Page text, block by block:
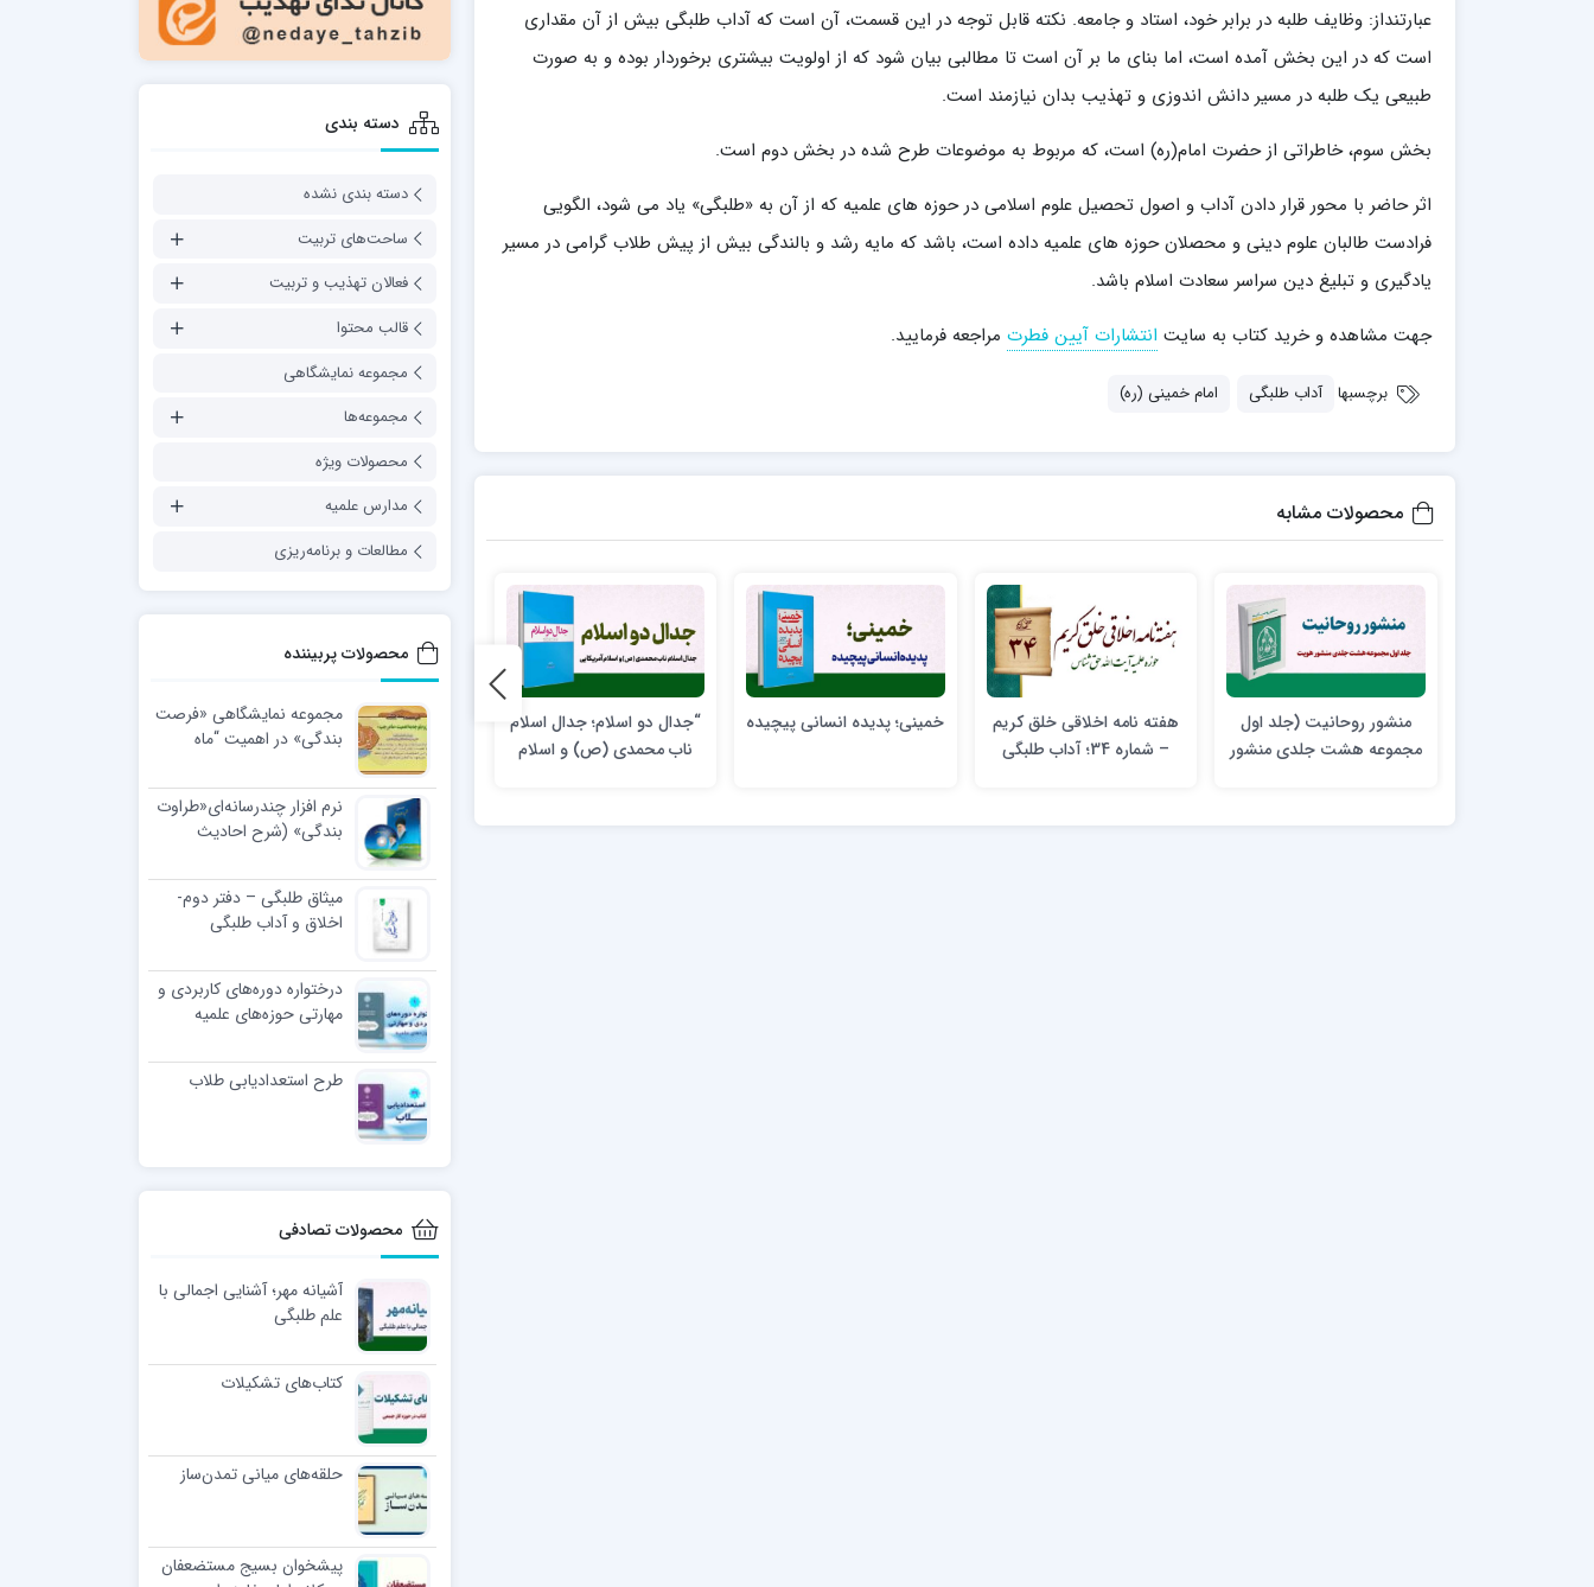
مدرسه علمیه شهید صدوقی ره واحد5
مدرسه مدینة العلم
مدرسه علمیه معصومیه
مرکز هدایت علمی و تربیتی دارالعلم امام
مرکز هدایت علمی و تربیتی الهادی علیه السلام
امام صادق علیه السلام اردکان
عبارتنداز: وظایف طلبه در برابر خود، استاد و جامعه. نکته قابل توجه در این قسمت، آن است که آداب طلبگی بیش از آن مقداری
است که در این بخش آمده است، اما بنای ما بر آن است تا مطالبی بیان شود که از اولویت بیشتری برخوردار بوده و به صورت
طبیعی یک طلبه در مسیر دانش اندوزی و تهذیب بدان نیازمند است.
بخش سوم، خاطراتی از حضرت امام(ره) است، که مربوط به موضوعات طرح شده در بخش دوم است.
اثر حاضر با محور قرار دادن آداب و اصول تحصیل علوم اسلامی در حوزه های علمیه که از آن به «طلبگی» یاد می شود، الگویی
فرادست طالبان علوم دینی و محصلان حوزه های علمیه داده است، باشد که مایه رشد و بالندگی بیش از پیش طلاب گرامی در مسیر
یادگیری و تبلیغ دین سراسر سعادت اسلام باشد.
جهت مشاهده و خرید کتاب به سایت انتشارات آیین فطرت مراجعه فرمایید.
برچسبها آداب طلبگی‎ امام خمینی (ره)
محصولات مشابه
منشور روحانیت (جلد اول
مجموعه هشت جلدی منشور
هفته نامه اخلاقی خلق کریم
– شماره 34؛ آداب طلبگی‎
خمینی؛ پدیده انسانی پیچیده
“جدال دو اسلام؛ جدال اسلام
ناب محمدی (ص) و اسلام
سلوک طلبگی
منش طلبگی از نگاه مقام
دسته بندی
دسته بندی نشده
ساحت‌های تربیت
فعالان تهذیب و تربیت
قالب محتوا
مجموعه نمایشگاهی
مجموعه‌ها
محصولات ویژه
مدارس علمیه
مطالعات و برنامه‌ریزی
محصولات پربیننده
مجموعه نمایشگاهی «فرصت
بندگی» در اهمیت “ماه
نرم افزار چندرسانه‌ای«طراوت
بندگی» (شرح احادیث
اسلامی)
میثاق طلبگی – دفتر دوم-
اخلاق و آداب طلبگی
درختواره دوره‌های کاربردی و
مهارتی حوزه‌های علمیه
طرح استعدادیابی طلاب
محصولات تصادفی
آشیانه مهر؛ آشنایی اجمالی با
علم طلبگی
کتاب‌های تشکیلات
حلقه‌های میانی تمدن‌ساز
پیشخوان بسیج مستضعفان